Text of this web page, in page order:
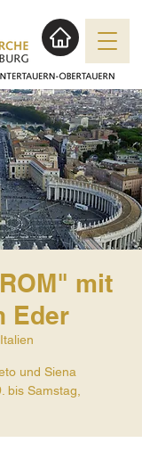
mit
Eder
und Siena
bis Samstag,